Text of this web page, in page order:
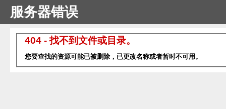
服务器错误
404 - 找不到文件或目录。
您要查找的资源可能已被删除，已更改名称或者暂时不可用。